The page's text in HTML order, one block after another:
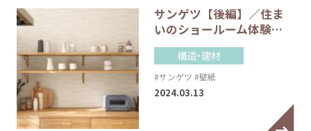
サンゲツ【後編】／住ま
いのショールーム体験…
構造・建材
#サンゲツ #壁紙
2024.03.13